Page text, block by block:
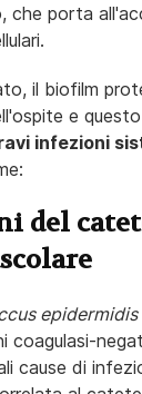
che porta
il biofilm
e
infezioni
del
epidermidis
coagulasi-
cause di